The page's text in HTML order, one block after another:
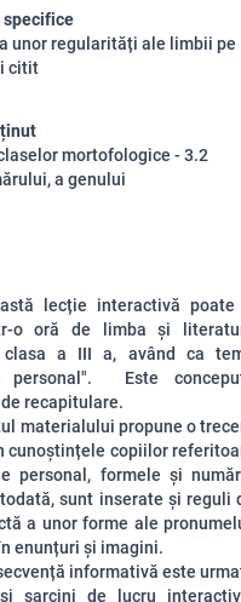
specifice
unor regularități ale limbii pe
citit
mortofologice - 3.2
a genului
interactivă poate
o oră de limba și
clasa a III a, având ca
personal". Este
recapitulare.
propune o
cunoștințele copiilor
personal, formele și
sunt inserate și reguli
a unor forme ale
enunțuri și imagini.
informativă este
sarcini de lucru